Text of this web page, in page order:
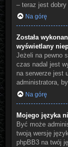
– teraz jest dobry
Na górę
Została
wyświetlany
Jeżeli na pewno
czas nadal jest
na serwerze jest
administratora,
Na górę
Mojego języka
Być może
twoją wersję
phpBB3 na twój